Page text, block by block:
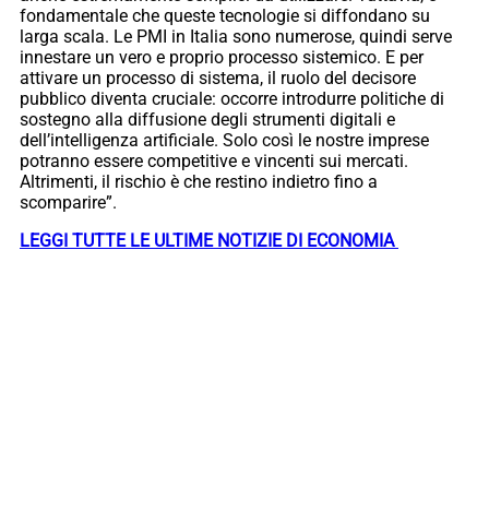
fondamentale che queste tecnologie si diffondano su
larga scala. Le PMI in Italia sono numerose, quindi serve
innestare un vero e proprio processo sistemico. E per
attivare un processo di sistema, il ruolo del decisore
pubblico diventa cruciale: occorre introdurre politiche di
sostegno alla diffusione degli strumenti digitali e
dell’intelligenza artificiale. Solo così le nostre imprese
potranno essere competitive e vincenti sui mercati.
Altrimenti, il rischio è che restino indietro fino a
scomparire”.
LEGGI TUTTE LE ULTIME NOTIZIE DI ECONOMIA